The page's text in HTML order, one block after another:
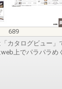
689
カタログビュー」
上でパラパラめ